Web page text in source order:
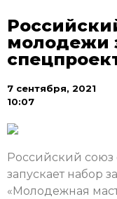
молодежи
7 сентября, 2021
10:07
Российский
запускает набор
«Молодежная